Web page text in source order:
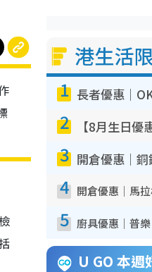
港生活
1
2
3
4
5
U GO 本週